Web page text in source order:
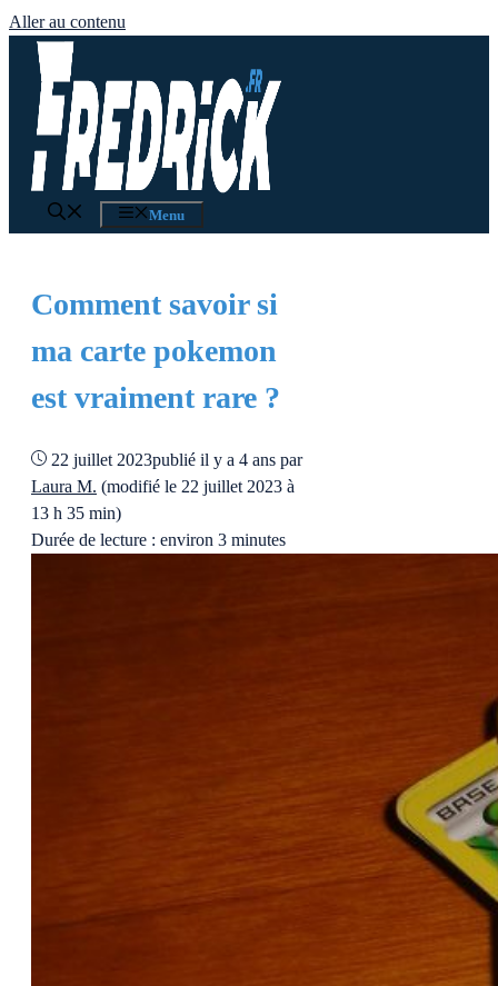
Aller au contenu
Menu
Comment savoir si
ma carte pokemon
est vraiment rare ?
22 juillet 2023publié il y a 4 ans par
Laura M. (modifié le 22 juillet 2023 à
13 h 35 min)
Durée de lecture : environ 3 minutes